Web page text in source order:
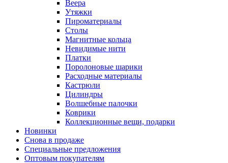
Веера
Утяжки
Пироматериалы
Столы
Магнитные кольца
Невидимые нити
Платки
Поролоновые шарики
Расходные материалы
Кастрюли
Цилиндры
Волшебные палочки
Коврики
Коллекционные вещи, подарки
Новинки
Снова в продаже
Специальные предложения
Оптовым покупателям